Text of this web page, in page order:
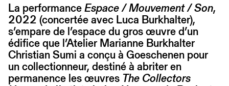
La performanceEspace / Mouvement / Son,
2022 (concertée avec Luca Burkhalter),
s’empare de l’espace du gros œuvre d’un
édifice que l’Atelier Marianne Burkhalter
Christian Sumi a conçu à Goeschenen pour
un collectionneur, destiné à abriter en
permanence les œuvres The Collectors